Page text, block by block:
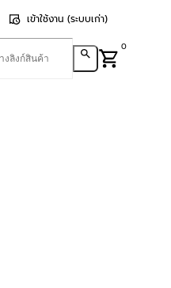
เข้าใช้งาน (ระบบเก่า)
0